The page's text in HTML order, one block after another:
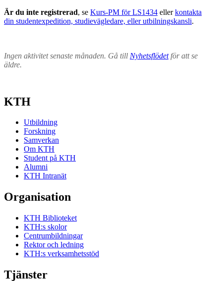
Är du inte registrerad, se Kurs-PM för LS1434 ellerkontakta
din studentexpedition, studievägledare, eller utbilningskansli.
Ingen aktivitet senaste månaden. Gå till Nyhetsflödetför att se
äldre.
KTH
Utbildning
Forskning
Samverkan
Om KTH
Student på KTH
Alumni
KTH Intranät
Organisation
KTH Biblioteket
KTH:s skolor
Centrumbildningar
Rektor och ledning
KTH:s verksamhetsstöd
Tjänster